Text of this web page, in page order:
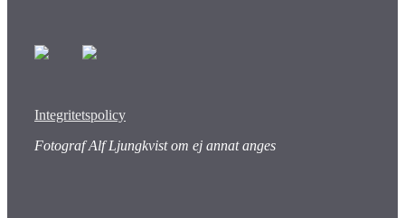
Integritetspolicy
Fotograf Alf Ljungkvist om ej annat anges